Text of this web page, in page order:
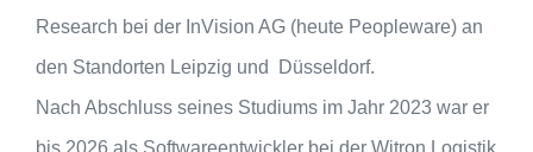
Research bei der InVision AG (heute Peopleware) an
den Standorten Leipzig und Düsseldorf.
Nach Abschluss seines Studiums im Jahr 2023 war er